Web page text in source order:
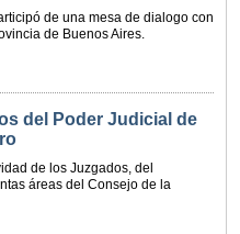
de una mesa de dialogo con
de Buenos Aires.
del Poder Judicial de
de los Juzgados, del
áreas del Consejo de la